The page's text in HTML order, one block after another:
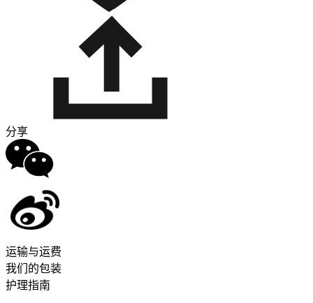
分享
运输与运费
我们的包装
护理指南